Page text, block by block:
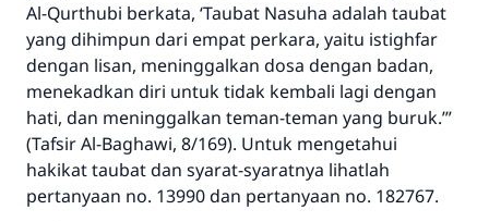
Al-Qurthubi berkata, ‘Taubat Nasuha adalah taubat
yang dihimpun dari empat perkara, yaitu istighfar
dengan lisan, meninggalkan dosa dengan badan,
menekadkan diri untuk tidak kembali lagi dengan
hati, dan meninggalkan teman-teman yang buruk.’”
(Tafsir Al-Baghawi, 8/169). Untuk mengetahui
hakikat taubat dan syarat-syaratnya lihatlah
pertanyaan no. 13990 dan pertanyaan no. 182767.